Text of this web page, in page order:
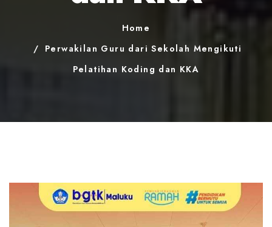
Home
Perwakilan Guru dari Sekolah Mengikuti
Pelatihan Koding dan KKA